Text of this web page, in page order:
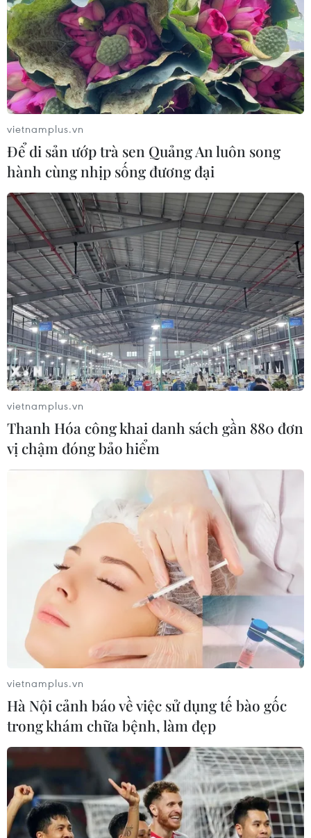
cơn bão.
vietnamplus.vn
Để di sản ướp trà sen Quảng An luôn song
hành cùng nhịp sống đương đại
vietnamplus.vn
Thanh Hóa công khai danh sách gần 880 đơn
vị chậm đóng bảo hiểm
vietnamplus.vn
Hà Nội cảnh báo về việc sử dụng tế bào gốc
trong khám chữa bệnh, làm đẹp